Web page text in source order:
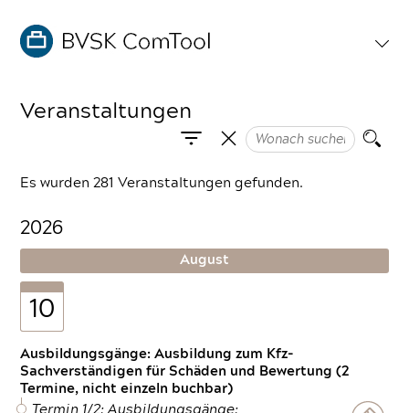
Veranstaltungen
Es wurden 281 Veranstaltungen gefunden.
2026
August
10
Ausbildungsgänge: Ausbildung zum Kfz-
Sachverständigen für Schäden und Bewertung (2
Termine, nicht einzeln buchbar)
Termin 1/2: Ausbildungsgänge: